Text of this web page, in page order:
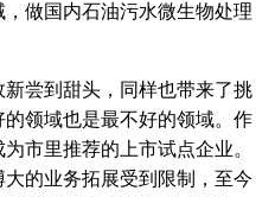
做国内石油污水微生物处理
尝到甜头，同样也带来了挑
领域也是最不好的领域。作
市里推荐的上市试点企业。
的业务拓展受到限制，至今